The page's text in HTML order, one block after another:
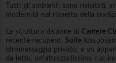
Tutti gli ambienti sono rivisitati,
modernità nel rispetto della
La struttura dispone di Camere
recente recupero, Suite
idromassaggio privato, e un
da letto, un'attrezzatissima